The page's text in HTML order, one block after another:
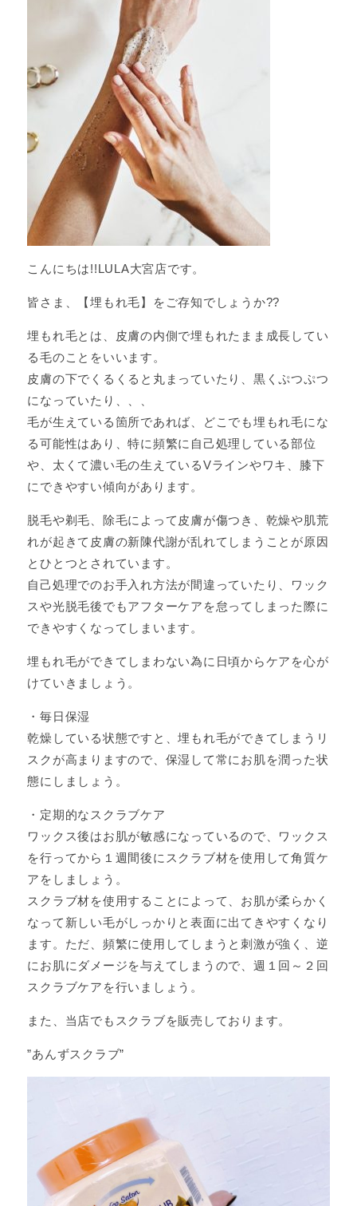
こんにちは!!LULA大宮店です。
皆さま、【埋もれ毛】をご存知でしょうか??
埋もれ毛とは、皮膚の内側で埋もれたまま成長してい
る毛のことをいいます。
皮膚の下でくるくると丸まっていたり、黒くぷつぷつ
になっていたり、、、
毛が生えている箇所であれば、どこでも埋もれ毛にな
る可能性はあり、特に頻繁に自己処理している部位
や、太くて濃い毛の生えているVラインやワキ、膝下
にできやすい傾向があります。
脱毛や剃毛、除毛によって皮膚が傷つき、乾燥や肌荒
れが起きて皮膚の新陳代謝が乱れてしまうことが原因
とひとつとされています。
自己処理でのお手入れ方法が間違っていたり、ワック
スや光脱毛後でもアフターケアを怠ってしまった際に
できやすくなってしまいます。
埋もれ毛ができてしまわない為に日頃からケアを心が
けていきましょう。
・毎日保湿
乾燥している状態ですと、埋もれ毛ができてしまうリ
スクが高まりますので、保湿して常にお肌を潤った状
態にしましょう。
・定期的なスクラブケア
ワックス後はお肌が敏感になっているので、ワックス
を行ってから１週間後にスクラブ材を使用して角質ケ
アをしましょう。
スクラブ材を使用することによって、お肌が柔らかく
なって新しい毛がしっかりと表面に出てきやすくなり
ます。ただ、頻繁に使用してしまうと刺激が強く、逆
にお肌にダメージを与えてしまうので、週１回～２回
スクラブケアを行いましょう。
また、当店でもスクラブを販売しております。
”あんずスクラブ”